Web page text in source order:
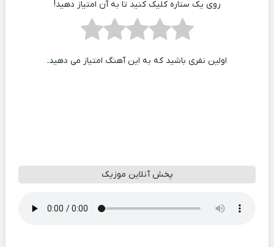
روی یک ستاره کلیک کنید تا به آن امتیاز دهید!
اولین نفری باشید که به این آهنگ امتیاز می دهید.
پخش آنلاین موزیک